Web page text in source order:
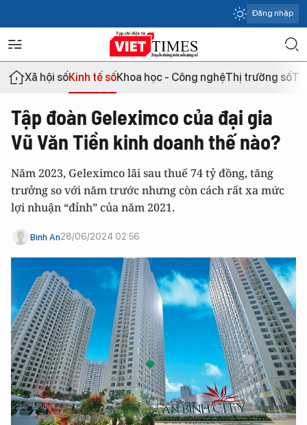
Đăng nhập
Xã hội sốKinh tế sốKhoa học - Công nghệThị trường số
Tập đoàn Geleximco của đại gia
Vũ Văn Tiền kinh doanh thế nào?
Năm 2023, Geleximco lãi sau thuế 74 tỷ đồng, tăng
trưởng so với năm trước nhưng còn cách rất xa mức
lợi nhuận “đỉnh” của năm 2021.
Bình An28/06/2024 02:56